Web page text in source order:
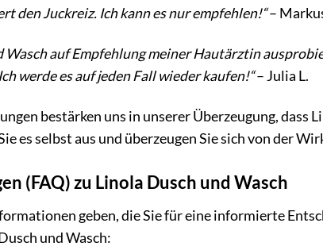
den Juckreiz. Ich kann es nur empfehlen!“–
Wasch auf Empfehlung meiner Hautärztin
werde es auf jeden Fall wieder kaufen!“– Julia L.
bestärken uns in unserer Überzeugung, dass
es selbst aus und überzeugen Sie sich von der
(FAQ) zu Linola Dusch und Wasch
geben, die Sie für eine informierte
und Wasch: